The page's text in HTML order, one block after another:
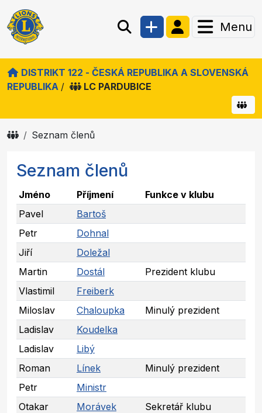
Menu
DISTRIKT 122 - ČESKÁ REPUBLIKA A SLOVENSKÁ
REPUBLIKA / LC PARDUBICE
Seznam členů
Seznam členů
Jméno Příjmení
Funkce v klubu
Pavel
Bartoš
Petr
Dohnal
Jiří
Doležal
Martin
Dostál
Prezident klubu
Vlastimil
Freiberk
Miloslav
Chaloupka
Minulý prezident
Ladislav
Koudelka
Ladislav
Libý
Roman
Línek
Minulý prezident
Petr
Ministr
Otakar
Morávek
Sekretář klubu